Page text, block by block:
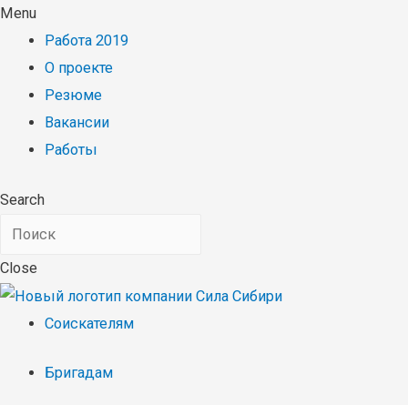
Menu
Работа 2019
О проекте
Резюме
Вакансии
Работы
Search
Close
Соискателям
Бригадам